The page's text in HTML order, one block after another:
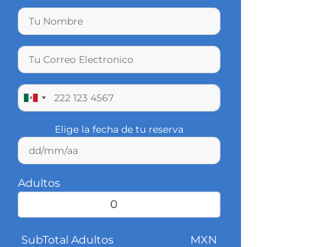
Elige la fecha de tu reserva
Adultos
SubTotal Adultos
MXN